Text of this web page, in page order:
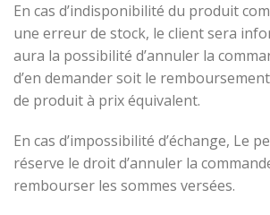
En cas d’indisponibilité du produit
une erreur de stock, le client sera
aura la possibilité d’annuler la
d’en demander soit le
de produit à prix équivalent.
En cas d’impossibilité d’échange, Le
réserve le droit d’annuler la
rembourser les sommes versées.